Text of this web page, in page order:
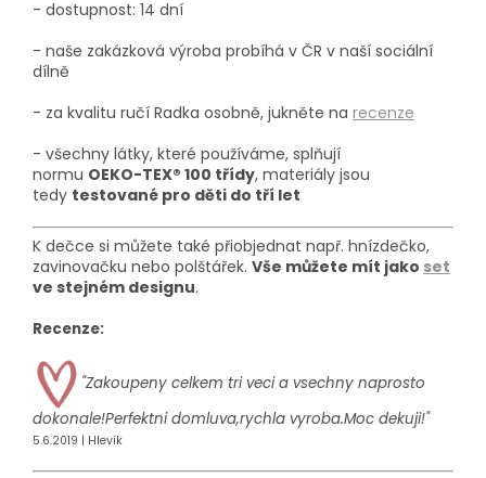
- dostupnost: 14 dní
- naše zakázková výroba probíhá v ČR v naší sociální
dílně
- za kvalitu ručí Radka osobně, jukněte na recenze
- všechny látky, které používáme, splňují
normu OEKO-TEX® 100 třídy, materiály jsou
tedy testované pro děti do tří let
K dečce si můžete také přiobjednat např. hnízdečko,
zavinovačku nebo polštářek. Vše můžete mít jako set
ve stejném designu.
Recenze:
"Zakoupeny celkem tri veci a vsechny naprosto
dokonale!Perfektni domluva,rychla vyroba.Moc dekuji!"
5.6.2019 | Hlevík